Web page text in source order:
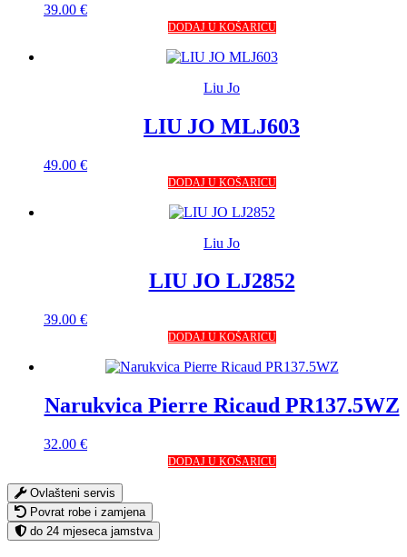
39.00 €
DODAJ U KOŠARICU
Liu Jo
LIU JO MLJ603
49.00 €
DODAJ U KOŠARICU
Liu Jo
LIU JO LJ2852
39.00 €
DODAJ U KOŠARICU
Narukvica Pierre Ricaud PR137.5WZ
32.00 €
DODAJ U KOŠARICU
Ovlašteni servis
Povrat robe i zamjena
do 24 mjeseca jamstva